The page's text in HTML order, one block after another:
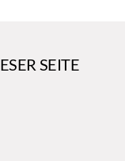
SEITE